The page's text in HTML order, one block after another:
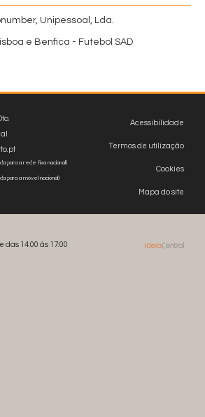
Unipessoal, Lda.
e Benfica - Futebol SAD
Acessibilidade
Termos de utilização
Cookies
Mapa do site
para a rede fixa nacional)
para a móvel nacional)
das 14:00 às 17:00